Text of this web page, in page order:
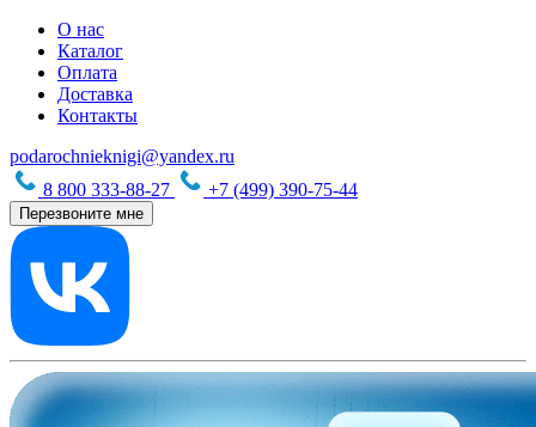
О нас
Каталог
Оплата
Доставка
Контакты
podarochnieknigi@yandex.ru
8 800 333-88-27
+7 (499) 390-75-44
Перезвоните мне